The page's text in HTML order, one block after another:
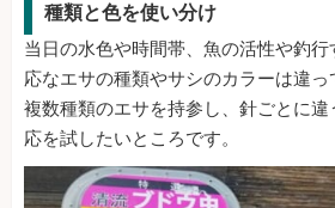
種類と色を使い分け
当日の水色や時間帯、魚の活性や釣
応なエサの種類やサシのカラーは違
複数種類のエサを持参し、針ごとに
応を試したいところです。